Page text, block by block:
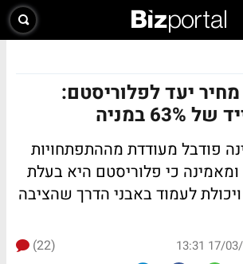
יעד לפלוריסטם:
במניה
פודבל מעודדת מההתפתחויות
כי פלוריסטם היא בעלת
לעמוד באבני הדרך שהציבה
17/03/
(22)